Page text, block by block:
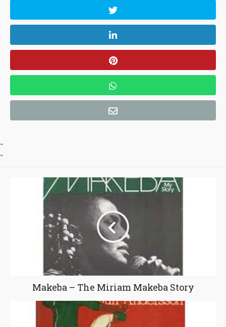
"
"
Makeba – The Miriam Makeba Story